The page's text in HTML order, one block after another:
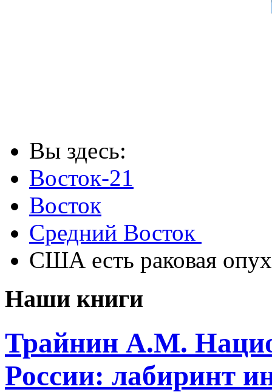
Вы здесь:
Восток-21
Восток
Средний Восток
США есть раковая
Наши книги
Трайнин А.М.
России: лабиринт